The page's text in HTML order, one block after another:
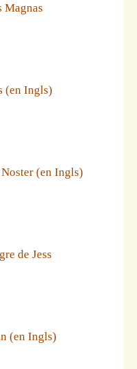
Magnas
(en Ingls)
(en Ingls)
de Jess
(en Ingls)